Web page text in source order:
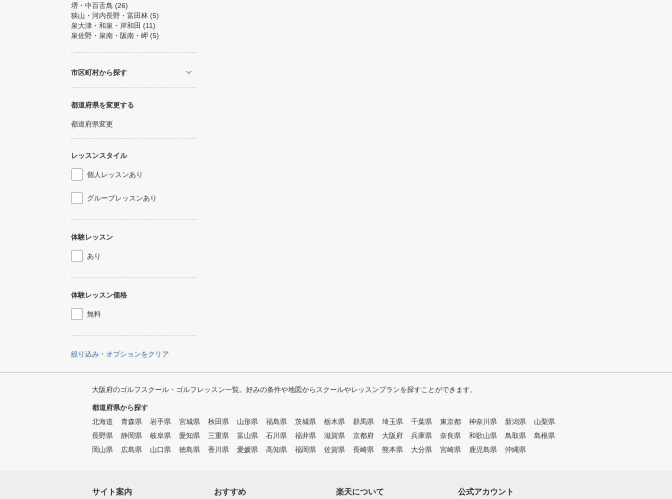
堺・中百舌鳥 (26)
狭山・河内長野・富田林 (5)
泉大津・和泉・岸和田 (11)
泉佐野・泉南・阪南・岬 (5)
市区町村から探す
都道府県を変更する
都道府県変更
レッスンスタイル
個人レッスンあり
グループレッスンあり
体験レッスン
あり
体験レッスン価格
無料
絞り込み・オプションをクリア
大阪府のゴルフスクール・ゴルフレッスン一覧。好みの条件や地図からスクールやレッスンプランを探すことができます。
都道府県から探す
北海道
青森県 岩手県 宮城県 秋田県 山形県 福島県 茨城県 栃木県 群馬県 埼玉県 千葉県 東京都 神奈川県 新潟県
山梨県
長野県
静岡県 岐阜県 愛知県 三重県 富山県 石川県 福井県 滋賀県 京都府 大阪府 兵庫県 奈良県 和歌山県 鳥取県
島根県
岡山県
広島県 山口県 徳島県 香川県 愛媛県 高知県 福岡県 佐賀県 長崎県 熊本県 大分県 宮崎県 鹿児島県 沖縄県
サイト案内 おすすめ 楽天について 公式アカウント